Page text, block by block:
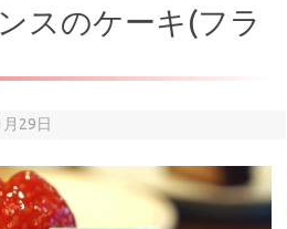
スのケーキ(フラ
29日